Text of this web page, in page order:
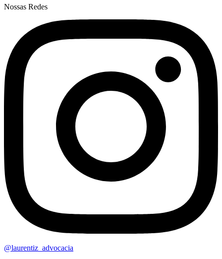
Nossas Redes
@laurentiz_advocacia